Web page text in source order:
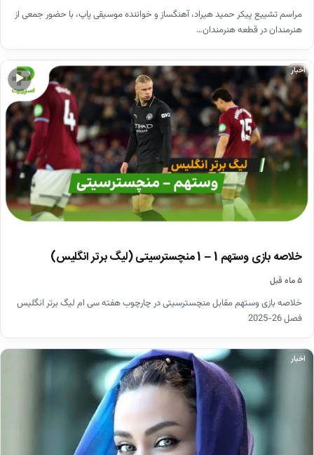
مراسم تشییع پیکر حمید هیراد، آهنگساز و خواننده موسیقی پاپ، با حضور جمعی از
هنرمندان در قطعه هنرمندان…
▶
اخبار
خلاصه بازی وستهم 1 – 1 منچسترسیتی (لیگ برتر انگلیس)
۵ ماه قبل
خلاصه بازی وستهم مقابل منچسترسیتی در چارچوب هفته سی ام لیگ برتر انگلیس
فصل 26-2025
اخبار